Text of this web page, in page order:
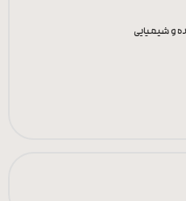
و شیمیایی